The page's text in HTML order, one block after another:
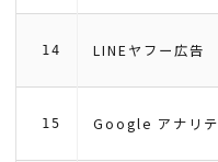
14 LINEヤフー広告
15 Google アナリ